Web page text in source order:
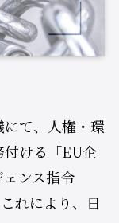
て、人権・環
付ける「EU企
ンス指令
れにより、日